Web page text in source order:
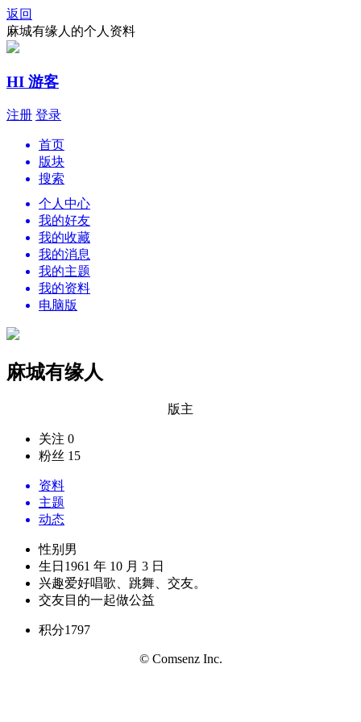
返回
麻城有缘人的个人资料
HI 游客
注册 登录
首页
版块
搜索
个人中心
我的好友
我的收藏
我的消息
我的主题
我的资料
电脑版
麻城有缘人
版主
关注 0
粉丝 15
资料
主题
动态
性别 男
生日 1961 年 10 月 3 日
兴趣爱好唱歌、跳舞、交友。
交友目的一起做公益
积分1797
© Comsenz Inc.